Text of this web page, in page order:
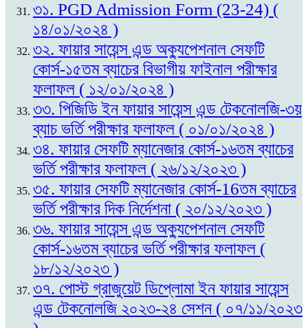
৩১. PGD Admission Form (23-24) (
১৪/০১/২০২৪ )
৩২. ফায়ার সায়েন্স এন্ড অক্যুপেশনাল সেফটি
কোর্স-১৫তম ব্যাচের বিভাগীয় ফাইনাল পরীক্ষার
ফলাফল ( ১২/০১/২০২৪ )
৩৩. পিজিডি ইন ফায়ার সায়েন্স এন্ড টেকনোলজি-৩য়
ব্যাচ ভর্তি পরীক্ষার ফলাফল ( ০১/০১/২০২৪ )
৩৪. ফায়ার সেফটি ম্যানেজার কোর্স-১৬তম ব্যাচের
ভর্তি পরীক্ষার ফলাফল ( ২৬/১২/২০২৩ )
৩৫. ফায়ার সেফটি ম্যানেজার কোর্স-16তম ব্যাচের
ভর্তি পরীক্ষার দিক নির্দেশনা ( ২০/১২/২০২৩ )
৩৬. ফায়ার সায়েন্স এন্ড অক্যুপেশনাল সেফটি
কোর্স-১৬তম ব্যাচের ভর্তি পরীক্ষার ফলাফল (
১৮/১২/২০২৩ )
৩৭. পোস্ট গ্রাজুয়েট ডিপ্লোমা ইন ফায়ার সায়েন্স
এন্ড টেকনোলজি ২০২৩-২৪ সেশন ( ০৭/১১/২০২৩